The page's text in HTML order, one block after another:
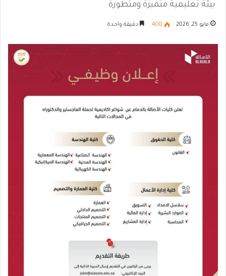
بيئة تعليمية متميزة ومتطورة
مايو 25, 2026 400 دقيقة واحدة